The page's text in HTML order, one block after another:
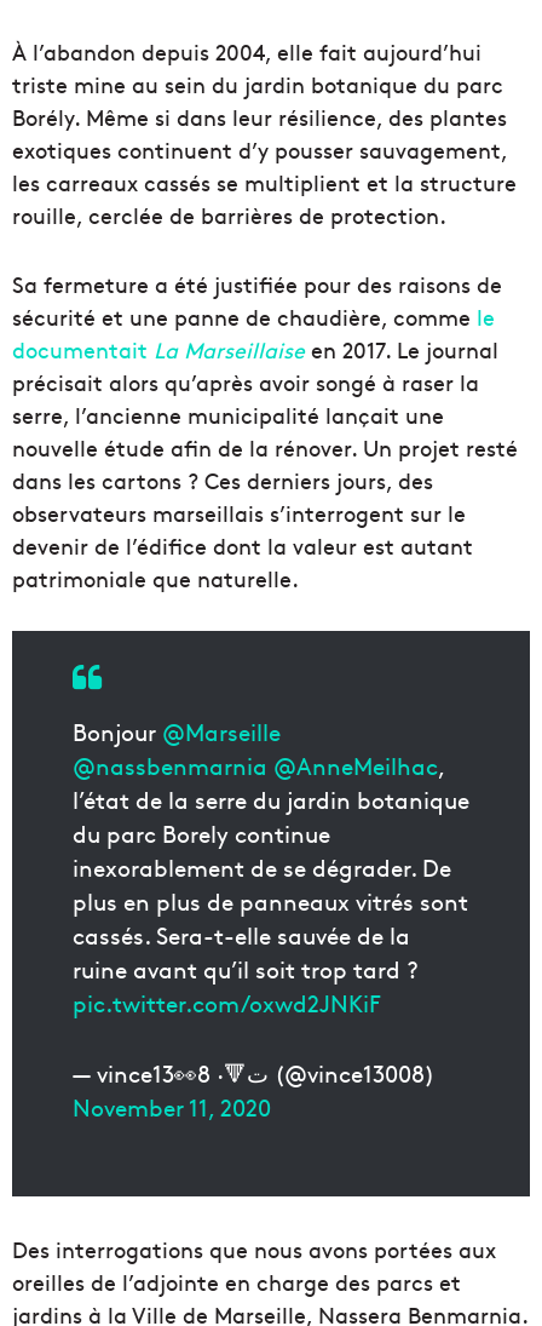
À l’abandon depuis 2004, elle fait aujourd’hui
triste mine au sein du jardin botanique du parc
Borély. Même si dans leur résilience, des plantes
exotiques continuent d’y pousser sauvagement,
les carreaux cassés se multiplient et la structure
rouille, cerclée de barrières de protection.
Sa fermeture a été justifiée pour des raisons de
sécurité et une panne de chaudière, comme le
documentait La Marseillaiseen 2017. Le journal
précisait alors qu’après avoir songé à raser la
serre, l’ancienne municipalité lançait une
nouvelle étude afin de la rénover. Un projet resté
dans les cartons ? Ces derniers jours, des
observateurs marseillais s’interrogent sur le
devenir de l’édifice dont la valeur est autant
patrimoniale que naturelle.
Bonjour @Marseille
@nassbenmarnia @AnneMeilhac,
l’état de la serre du jardin botanique
du parc Borely continue
inexorablement de se dégrader. De
plus en plus de panneaux vitrés sont
cassés. Sera-t-elle sauvée de la
ruine avant qu’il soit trop tard ?
pic.twitter.com/oxwd2JNKiF
— vince13👀8 ·🔻ت (@vince13008)
November 11, 2020
Des interrogations que nous avons portées aux
oreilles de l’adjointe en charge des parcs et
jardins à la Ville de Marseille, Nassera Benmarnia.